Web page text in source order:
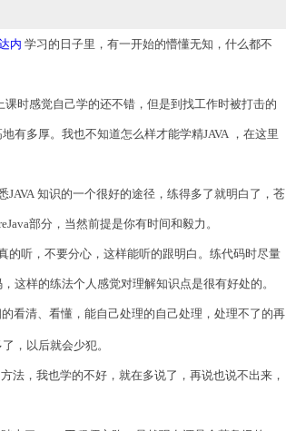
内 学习的日子里，有一开始的懵懂无知，什么都不
时感觉自己学的还不错，但是到找工作时被打击的
有多厚。我也不知道怎么样才能学精JAVA ，在这里
JAVA 知识的一个很好的途径，练得多了就明白了，苍
部分，当然前提是你有时间和毅力。
的听，不要分心，这样能听的跟明白。练代码时尽量
这样的练法个人感觉对理解知识点是很有好处的。
看清、看懂，能自己处理的自己处理，处理不了的再
，以后就会少犯。
法，我也学的不好，就在多说了，再说也说不出来，